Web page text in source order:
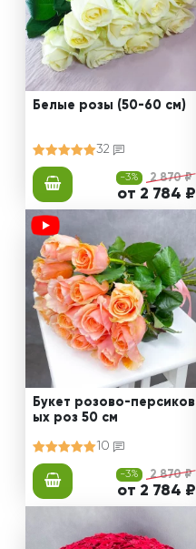
Белые розы (50-60 см)
32
-3% 2 870 ₽
от 2 784 ₽
Букет розово-персиков
ых роз 50 см
10
-3% 2 870 ₽
от 2 784 ₽